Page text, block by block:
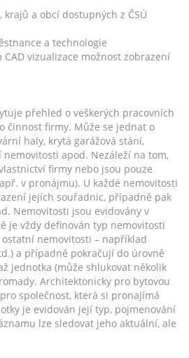
a obcí dostupných z ČSÚ
a technologie
vizualizace možnost zobrazení
přehled o veškerých pracovních
činnost firmy. Může se jednat o
haly, krytá garážová stání,
apod. Nezáleží na tom,
firmy nebo jsou pouze
v pronájmu). U každé nemovitosti
jejích souřadnic, případně pak
Nemovitosti jsou evidovány v
je vždy definován typ nemovitosti
nemovitosti – například
a případně pokračují do úrovně
jednotka (může shlukovat několik
Architektonicky pro bytovou
společnost, která si pronajímá
je evidován její typ, pojmenování
lze sledovat jeho aktuální, ale